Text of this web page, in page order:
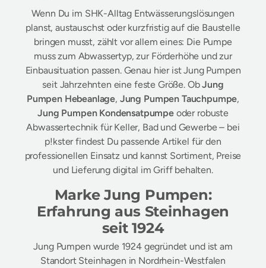
Wenn Du im SHK-Alltag Entwässerungslösungen
planst, austauschst oder kurzfristig auf die Baustelle
bringen musst, zählt vor allem eines: Die Pumpe
muss zum Abwassertyp, zur Förderhöhe und zur
Einbausituation passen. Genau hier ist Jung Pumpen
seit Jahrzehnten eine feste Größe. ObJung
Pumpen Hebeanlage, Jung Pumpen Tauchpumpe,
Jung Pumpen Kondensatpumpeoder robuste
Abwassertechnik für Keller, Bad und Gewerbe – bei
p!kster findest Du passende Artikel für den
professionellen Einsatz und kannst Sortiment, Preise
und Lieferung digital im Griff behalten.
Marke Jung Pumpen:
Erfahrung aus Steinhagen
seit 1924
Jung Pumpen wurde 1924 gegründet und ist am
Standort Steinhagen in Nordrhein-Westfalen